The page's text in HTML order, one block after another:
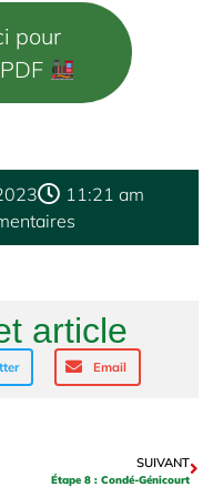
pour
11:21 am
article
Email
SUIVANT
Étape 8 : Condé-Génicourt